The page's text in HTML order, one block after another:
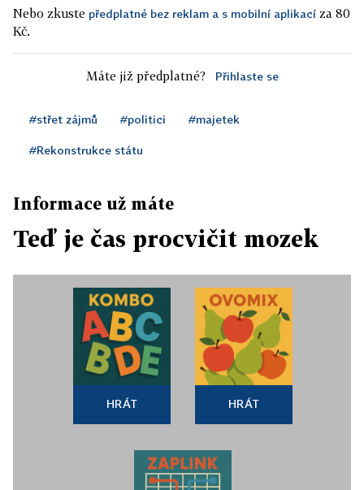
Nebo zkuste předplatné bez reklam a s mobilní aplikací za 80
Kč.
Máte již předplatné? Přihlaste se
#střet zájmů #politici #majetek
#Rekonstrukce státu
Informace už máte
Teď je čas procvičit mozek
HRÁT HRÁT